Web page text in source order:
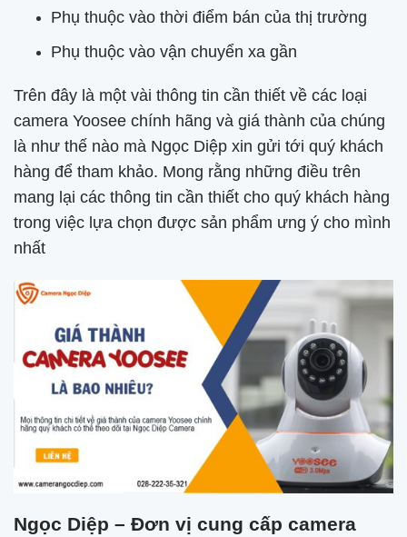
Phụ thuộc vào thời điểm bán của thị trường
Phụ thuộc vào vận chuyển xa gần
Trên đây là một vài thông tin cần thiết về các loại
camera Yoosee chính hãng và giá thành của chúng
là như thế nào mà Ngọc Diệp xin gửi tới quý khách
hàng để tham khảo. Mong rằng những điều trên
mang lại các thông tin cần thiết cho quý khách hàng
trong việc lựa chọn được sản phẩm ưng ý cho mình
nhất
Ngọc Diệp – Đơn vị cung cấp camera